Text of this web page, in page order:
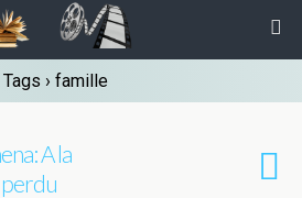
Tags › famille
A la